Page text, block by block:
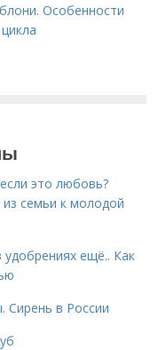
Особенности
это любовь?
семьи к молодой
ещё.. Как
Сирень в России